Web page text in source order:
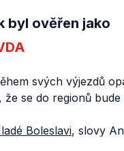
byl ověřen jako
svých výjezdů
že se do regionů bude
Boleslavi, slovy